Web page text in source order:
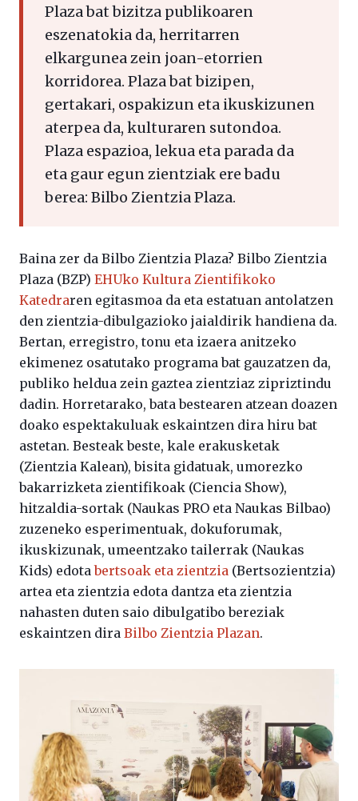
Plaza bat bizitza publikoaren
eszenatokia da, herritarren
elkargunea zein joan-etorrien
korridorea. Plaza bat bizipen,
gertakari, ospakizun eta ikuskizunen
aterpea da, kulturaren sutondoa.
Plaza espazioa, lekua eta parada da
eta gaur egun zientziak ere badu
berea: Bilbo Zientzia Plaza.
Baina zer da Bilbo Zientzia Plaza? Bilbo Zientzia
Plaza (BZP) EHUko Kultura Zientifikoko
Katedraren egitasmoa da eta estatuan antolatzen
den zientzia-dibulgazioko jaialdirik handiena da.
Bertan, erregistro, tonu eta izaera anitzeko
ekimenez osatutako programa bat gauzatzen da,
publiko heldua zein gaztea zientziaz zipriztindu
dadin. Horretarako, bata bestearen atzean doazen
doako espektakuluak eskaintzen dira hiru bat
astetan. Besteak beste, kale erakusketak
(Zientzia Kalean), bisita gidatuak, umorezko
bakarrizketa zientifikoak (Ciencia Show),
hitzaldia-sortak (Naukas PRO eta Naukas Bilbao)
zuzeneko esperimentuak, dokuforumak,
ikuskizunak, umeentzako tailerrak (Naukas
Kids) edotabertsoak eta zientzia (Bertsozientzia)
artea eta zientzia edota dantza eta zientzia
nahasten duten saio dibulgatibo bereziak
eskaintzen dira Bilbo Zientzia Plazan.